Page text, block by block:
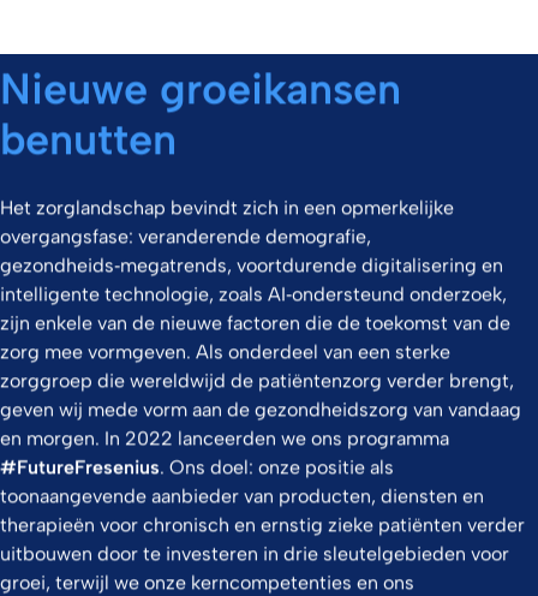
Nieuwe groeikansen
benutten
Het zorglandschap bevindt zich in een opmerkelijke
overgangsfase: veranderende demografie,
gezondheids‑megatrends, voortdurende digitalisering en
intelligente technologie, zoals AI‑ondersteund onderzoek,
zijn enkele van de nieuwe factoren die de toekomst van de
zorg mee vormgeven. Als onderdeel van een sterke
zorggroep die wereldwijd de patiëntenzorg verder brengt,
geven wij mede vorm aan de gezondheidszorg van vandaag
en morgen. In 2022 lanceerden we ons programma
#FutureFresenius. Ons doel: onze positie als
toonaangevende aanbieder van producten, diensten en
therapieën voor chronisch en ernstig zieke patiënten verder
uitbouwen door te investeren in drie sleutelgebieden voor
groei, terwijl we onze kerncompetenties en ons